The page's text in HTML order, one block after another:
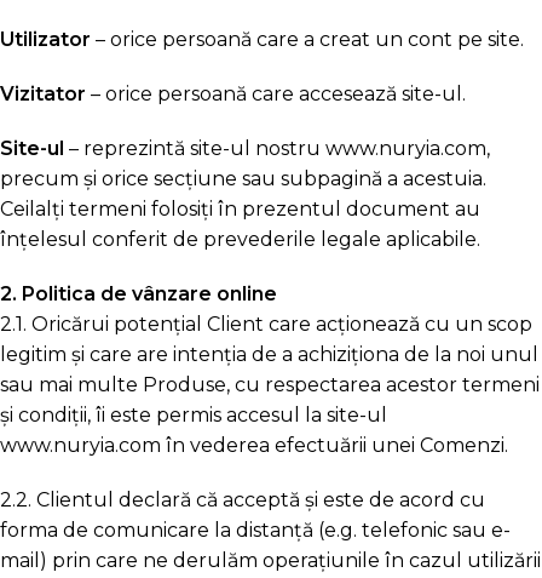
Utilizator – orice persoană care a creat un cont pe site.
Vizitator – orice persoană care accesează site-ul.
Site-ul – reprezintă site-ul nostru www.nuryia.com,
precum şi orice secţiune sau subpagină a acestuia.
Ceilalți termeni folosiți în prezentul document au
înțelesul conferit de prevederile legale aplicabile.
2. Politica de vânzare online
2.1. Oricărui potenţial Client care acţionează cu un scop
legitim şi care are intenţia de a achiziţiona de la noi unul
sau mai multe Produse, cu respectarea acestor termeni
și condiţii, îi este permis accesul la site-ul
www.nuryia.com în vederea efectuării unei Comenzi.
2.2. Clientul declară că acceptă și este de acord cu
forma de comunicare la distanţă (e.g. telefonic sau e-
mail) prin care ne derulăm operațiunile în cazul utilizării